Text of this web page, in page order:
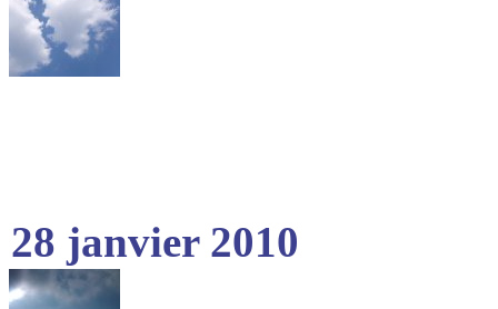
28 janvier 2010